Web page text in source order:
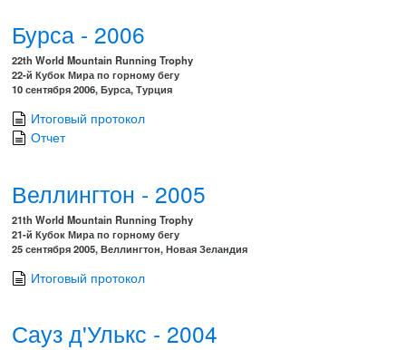
Бурса - 2006
22th World Mountain Running Trophy
22-й Кубок Мира по горному бегу
10 сентября 2006, Бурса, Турция
Итоговый протокол
Отчет
Веллингтон - 2005
21th World Mountain Running Trophy
21-й Кубок Мира по горному бегу
25 сентября 2005, Веллингтон, Новая Зеландия
Итоговый протокол
Сауз д'Улькс - 2004